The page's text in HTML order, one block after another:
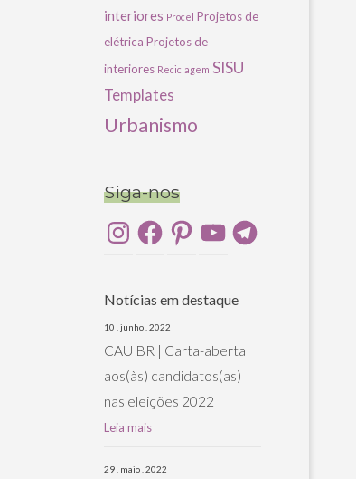
interiores Procel Projetos de
elétrica Projetos de
interiores Reciclagem SISU
Templates
Urbanismo
Siga-nos
InstagramFacebookPinterestYouTubeTelegram
Notícias em destaque
10 . junho . 2022
CAU BR | Carta-aberta
aos(às) candidatos(as)
nas eleições 2022
Leia mais
29 . maio . 2022